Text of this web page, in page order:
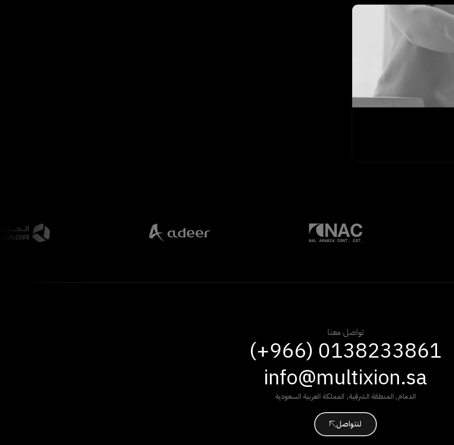
تواصل معنا
(+966) 0138233861
info@multixion.sa
الدمام, المنطقة الشرقية, المملكة العربية السعودية
لنتواصل